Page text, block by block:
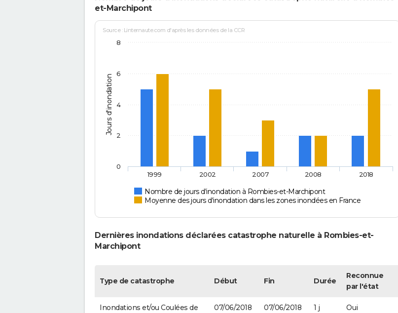
et-Marchipont
Jours d'inondation
Source : Linternaute.com d'après les données de la CCR
Nombre de jours d'inondation à Rombies-et-Marchipont
Moyenne des jours d'inondation dans les zones inondées en France
1999 2002 2007 2008 2018
0
2
4
6
8
Dernières inondations déclarées catastrophe naturelle à Rombies-et-
Marchipont
Type de catastrophe Début Fin Durée
Reconnue
par l'état
Inondations et/ou Coulées de
07/06/2018 07/06/2018 1 j Oui